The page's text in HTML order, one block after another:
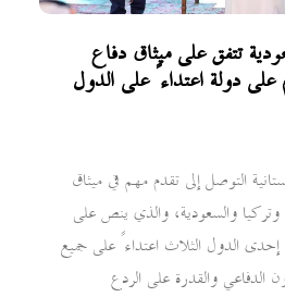
تتفق على ميثاق دفاع
دولة اعتداءً على الدول
التوصل إلى تقدم مهم في ميثاق
وتركيا والسعودية، والذي ينص على
الدول الثلاث اعتداءً على جميع
الدفاعي والقدرة على الردع